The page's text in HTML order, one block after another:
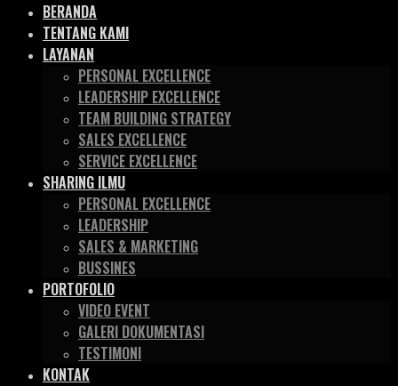
BERANDA
TENTANG KAMI
LAYANAN
PERSONAL EXCELLENCE
LEADERSHIP EXCELLENCE
TEAM BUILDING STRATEGY
SALES EXCELLENCE
SERVICE EXCELLENCE
SHARING ILMU
PERSONAL EXCELLENCE
LEADERSHIP
SALES & MARKETING
BUSSINES
PORTOFOLIO
VIDEO EVENT
GALERI DOKUMENTASI
TESTIMONI
KONTAK